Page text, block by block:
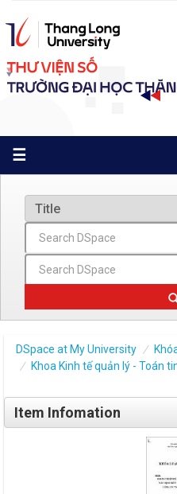
navigation
☰
DSpace at My University
Khoa Kinh tế quản lý - Toán
Item Infomation